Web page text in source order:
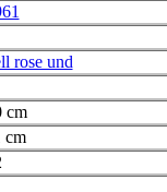
rose und
cm
cm